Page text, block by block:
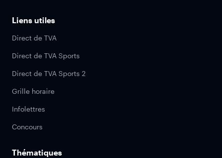
Liens utiles
Direct de TVA
Direct de TVA Sports
Direct de TVA Sports 2
Grille horaire
Infolettres
Concours
Thématiques